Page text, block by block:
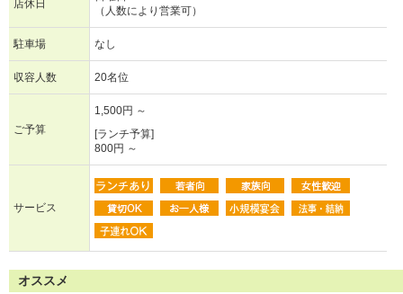
店休日
（人数により営業可）
駐車場 なし
収容人数 20名位
ご予算
1,500円 ～
[ランチ予算]
800円 ～
サービス
オススメ